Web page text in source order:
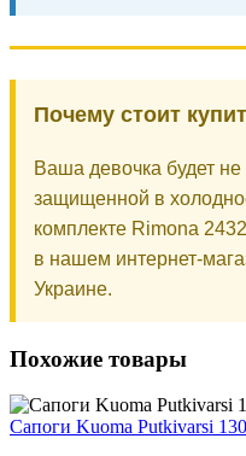
Почему стоит
Ваша девочка будет
защищенной в
комплекте Rimona
в нашем интернет-
Украине.
Похожие товары
Сапоги Kuoma Putkivarsi